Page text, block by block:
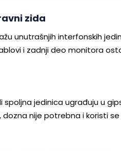
zida
unutrašnjih interfonskih
i zadnji deo monitora
jedinica ugrađuju u
nije potrebna i koristi